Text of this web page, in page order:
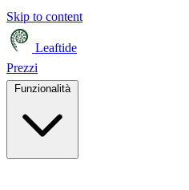
Skip to content
Leaftide
Prezzi
Funzionalità